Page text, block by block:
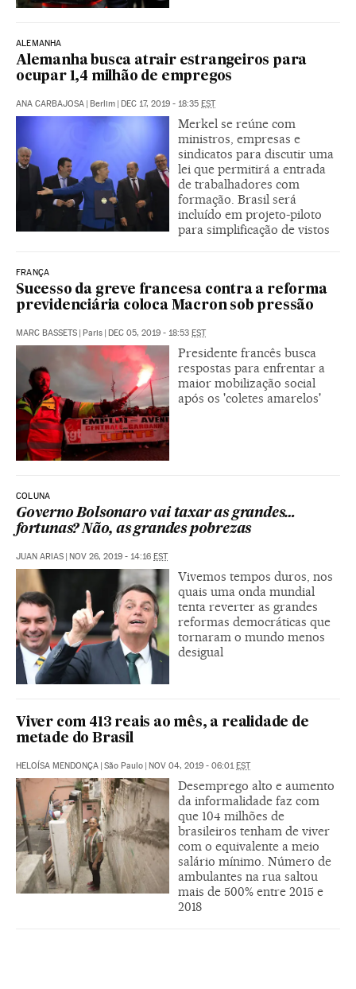
ALEMANHA
Alemanha busca atrair estrangeiros para
ocupar 1,4 milhão de empregos
ANA CARBAJOSA Berlim DEC 17, 2019 - 18:35 EST
Merkel se reúne com
ministros, empresas e
sindicatos para discutir uma
lei que permitirá a entrada
de trabalhadores com
formação. Brasil será
incluído em projeto-piloto
para simplificação de vistos
FRANÇA
Sucesso da greve francesa contra a reforma
previdenciária coloca Macron sob pressão
MARC BASSETS Paris DEC 05, 2019 - 18:53 EST
Presidente francês busca
respostas para enfrentar a
maior mobilização social
após os 'coletes amarelos'
COLUNA
Governo Bolsonaro vai taxar as grandes…
fortunas? Não, as grandes pobrezas
JUAN ARIAS | NOV 26, 2019 - 14:16 EST
Vivemos tempos duros, nos
quais uma onda mundial
tenta reverter as grandes
reformas democráticas que
tornaram o mundo menos
desigual
Viver com 413 reais ao mês, a realidade de
metade do Brasil
HELOÍSA MENDONÇA | São Paulo | NOV 04, 2019 - 06:01EST
Desemprego alto e aumento
da informalidade faz com
que 104 milhões de
brasileiros tenham de viver
com o equivalente a meio
salário mínimo. Número de
ambulantes na rua saltou
mais de 500% entre 2015 e
2018